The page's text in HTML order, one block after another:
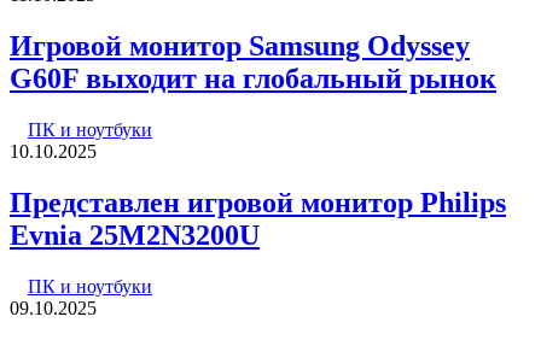
Игровой монитор Samsung Odyssey
G60F выходит на глобальный рынок
ПК и ноутбуки
10.10.2025
Представлен игровой монитор Philips
Evnia 25M2N3200U
ПК и ноутбуки
09.10.2025